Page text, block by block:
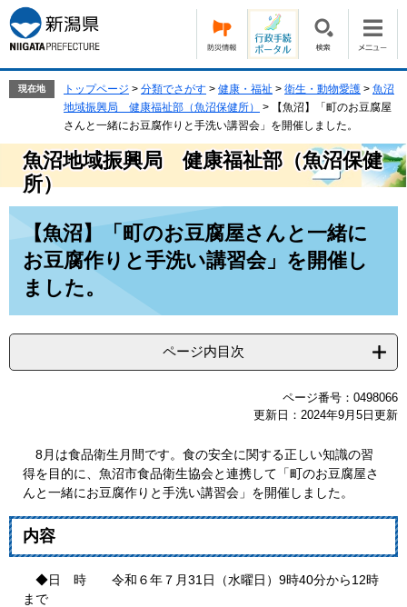
ー
ジ
の
す。
ニ
ュ
ー
し
現在地 トップページ > 分類でさがす > 健康・福祉 > 衛生・動物愛護 > 魚沼
地域振興局 健康福祉部（魚沼保健所）
>
【魚沼】「町のお豆腐屋
さんと一緒にお豆腐作りと手洗い講習会」を開催しました。
魚沼地域振興局 健康福祉部（魚沼保健
所）
【魚沼】「町のお豆腐屋さんと一緒に
お豆腐作りと手洗い講習会」を開催し
ました。
ページ内目次
ページ番号：0498066
更新日：2024年9月5日更新
8月は食品衛生月間です。食の安全に関する正しい知識の習
得を目的に、魚沼市食品衛生協会と連携して「町のお豆腐屋さ
んと一緒にお豆腐作りと手洗い講習会」を開催しました。
内容
◆日 時 令和６年７月31日（水曜日）9時40分から12時
まで